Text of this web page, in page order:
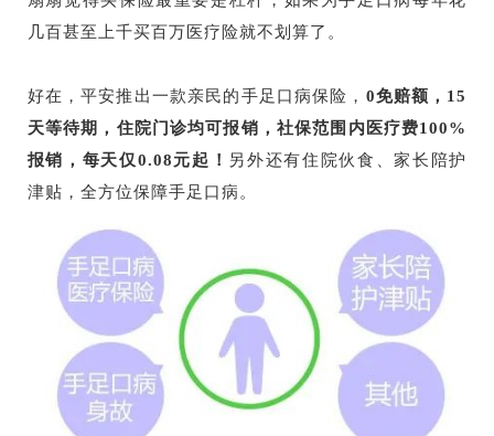
几百甚至上千买百万医疗险就不划算了。
好在，平安推出一款亲民的手足口病保险， 0免赔额，15
天等待期，住院门诊均可报销，社保范围内医疗费100%
报销，每天仅0.08元起！ 另外还有住院伙食、家长陪护
津贴，全方位保障手足口病。